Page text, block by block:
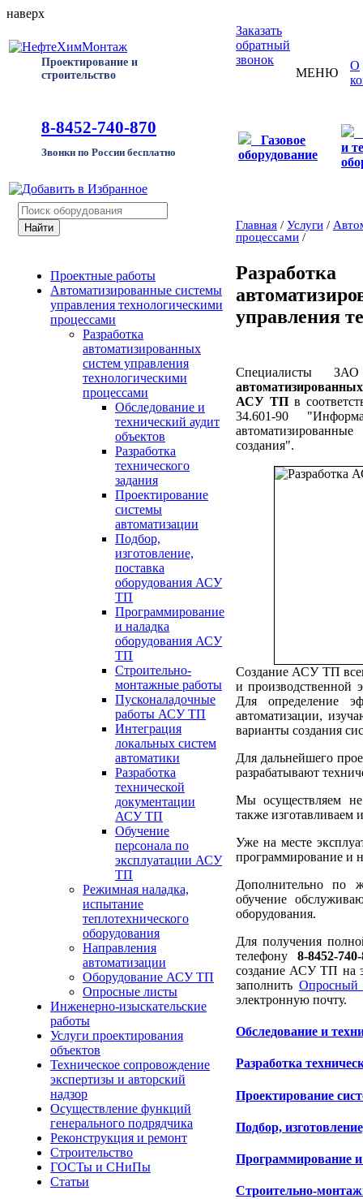
наверх
Проектирование и
строительство
8-8452-740-870
Звонки по России бесплатно
Заказать
обратный
звонок
МЕНЮ
О
Газовое
оборудование
и
Проектные работы
Автоматизированные системы
управления технологическими
процессами
Разработка
автоматизированных
систем управления
технологическими
процессами
Обследование и
технический аудит
объектов
Разработка
технического
задания
Проектирование
системы
автоматизации
Подбор,
изготовление,
поставка
оборудования АСУ
ТП
Программирование
и наладка
оборудования АСУ
ТП
Строительно-
монтажные работы
Пусконаладочные
работы АСУ ТП
Интеграция
локальных систем
автоматики
Разработка
технической
документации
АСУ ТП
Обучение
персонала по
эксплуатации АСУ
ТП
Режимная наладка,
испытание
теплотехнического
оборудования
Направления
автоматизации
Оборудование АСУ ТП
Опросные листы
Инженерно-изыскательские
работы
Услуги проектирования
объектов
Техническое сопровождение
экспертизы и авторский
надзор
Осуществление функций
генерального подрядчика
Реконструкция и ремонт
Строительство
ГОСТы и СНиПы
Статьи
Главная / Услуги /
процессами /
Разработка
управления
Специалисты
АСУ ТП в
34.601-90
создания".
Создание АСУ ТП
и производственной
Для определение
автоматизации,
варианты создания
Для дальнейшего
разрабатывают
Мы осуществляем не
также изготавливаем
Уже на месте
программирование и
Дополнительно по
обучение
оборудования.
Для получения
телефону 8-8452-
создание АСУ ТП на
заполнить Опросный
электронную почту.
Обследование и
Разработка
Проектирование
Подбор,
Программирование
Строительно-